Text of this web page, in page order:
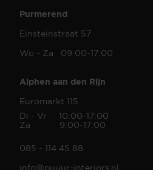
Purmerend
Einsteinstraat 57
Wo - Za 09:00-17:00
Alphen aan den Rijn
Euromarkt 115
Di - Vr 10:00-17:00
Za 9:00-17:00
085 - 114 45 88
info@puuur-interiors.nl